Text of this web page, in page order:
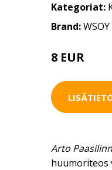
Kategoriat:
Brand:WSOY
8 EUR
Arto
huumoriteos